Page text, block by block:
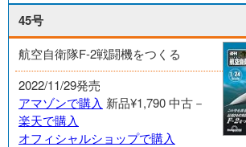
45号
航空自衛隊F-2戦闘機をつくる
2022/11/29発売
アマゾンで購入 新品¥1,790中古－
楽天で購入
オフィシャルショップで購入